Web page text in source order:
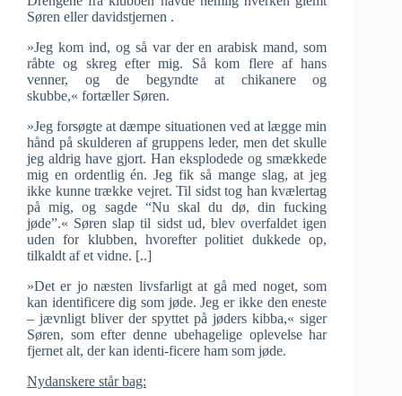
Søren eller davidstjernen .
»Jeg kom ind, og så var der en arabisk mand, som
råbte og skreg efter mig. Så kom flere af hans
venner, og de begyndte at chikanere og
skubbe,« fortæller Søren.
»Jeg forsøgte at dæmpe situationen ved at lægge min
hånd på skulderen af gruppens leder, men det skulle
jeg aldrig have gjort. Han eksplodede og smækkede
mig en ordentlig én. Jeg fik så mange slag, at jeg
ikke kunne trække vejret. Til sidst tog han kvælertag
på mig, og sagde “Nu skal du dø, din fucking
jøde”.« Søren slap til sidst ud, blev overfaldet igen
uden for klubben, hvorefter politiet dukkede op,
tilkaldt af et vidne. [..]
»Det er jo næsten livsfarligt at gå med noget, som
kan identificere dig som jøde. Jeg er ikke den eneste
– jævnligt bliver der spyttet på jøders kibba,« siger
Søren, som efter denne ubehagelige oplevelse har
fjernet alt, der kan identi-ficere ham som jøde.
Nydanskere står bag: